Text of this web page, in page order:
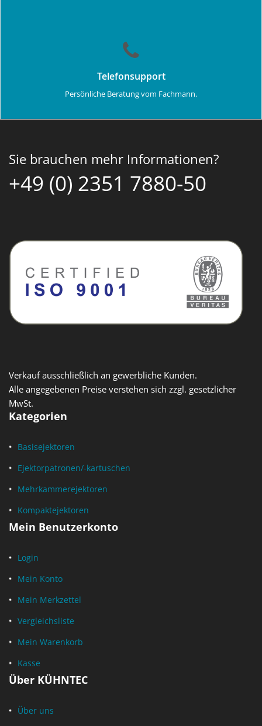
Telefonsupport
Persönliche Beratung vom Fachmann.
Sie brauchen mehr Informationen?
+49 (0) 2351 7880-50
Verkauf ausschließlich an gewerbliche Kunden.
Alle angegebenen Preise verstehen sich zzgl. gesetzlicher
MwSt.
Kategorien
Basisejektoren
Ejektorpatronen/-kartuschen
Mehrkammerejektoren
Kompaktejektoren
Mein Benutzerkonto
Login
Mein Konto
Mein Merkzettel
Vergleichsliste
Mein Warenkorb
Kasse
Über KÜHNTEC
Über uns